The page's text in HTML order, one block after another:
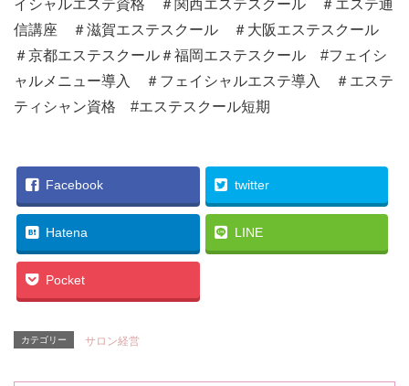
イシャルエステ資格 ＃関西エステスクール ＃エステ通
信講座 ＃滋賀エステスクール ＃大阪エステスクール
＃京都エステスクール＃福岡エステスクール #フェイシ
ャルメニュー導入 ＃フェイシャルエステ導入 ＃エステ
ティシャン資格 #エステスクール短期
Facebook twitter
Hatena LINE
Pocket
カテゴリー サロン経営